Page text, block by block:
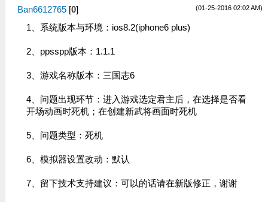
(01-25-2016 02:02 AM)
Ban6612765 [0]
1、系统版本与环境：ios8.2(iphone6 plus)
2、ppsspp版本：1.1.1
3、游戏名称版本：三国志6
4、问题出现环节：进入游戏选定君主后，在选择是否看
开场动画时死机；在创建新武将画面时死机
5、问题类型：死机
6、模拟器设置改动：默认
7、留下技术支持建议：可以的话请在新版修正，谢谢